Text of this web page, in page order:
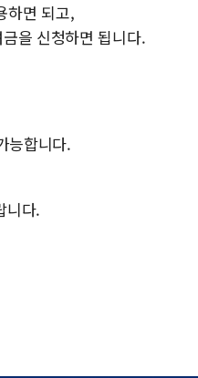
하면 되고,
을 신청하면 됩니다.
능합니다.
니다.